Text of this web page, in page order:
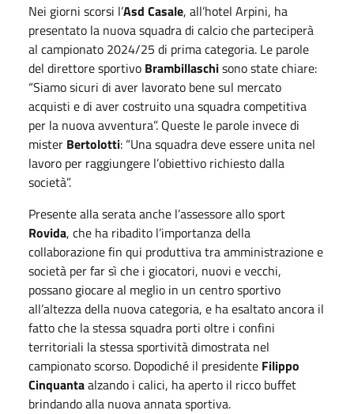
Nei giorni scorsi l’Asd Casale, all’hotel Arpini, ha
presentato la nuova squadra di calcio che parteciperà
al campionato 2024/25 di prima categoria. Le parole
del direttore sportivo Brambillaschisono state chiare:
“Siamo sicuri di aver lavorato bene sul mercato
acquisti e di aver costruito una squadra competitiva
per la nuova avventura”. Queste le parole invece di
mister Bertolotti: “Una squadra deve essere unita nel
lavoro per raggiungere l’obiettivo richiesto dalla
società”.
Presente alla serata anche l’assessore allo sport
Rovida, che ha ribadito l’importanza della
collaborazione fin qui produttiva tra amministrazione e
società per far sì che i giocatori, nuovi e vecchi,
possano giocare al meglio in un centro sportivo
all’altezza della nuova categoria, e ha esaltato ancora il
fatto che la stessa squadra porti oltre i confini
territoriali la stessa sportività dimostrata nel
campionato scorso. Dopodiché il presidente Filippo
Cinquantaalzando i calici, ha aperto il ricco buffet
brindando alla nuova annata sportiva.